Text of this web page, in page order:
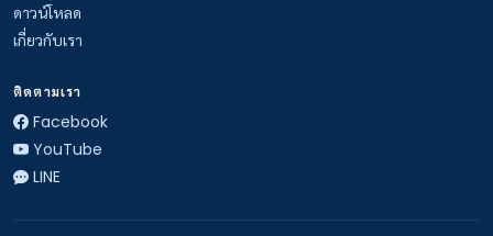
ดาวน์โหลด
เกี่ยวกับเรา
ติดตามเรา
Facebook
YouTube
LINE